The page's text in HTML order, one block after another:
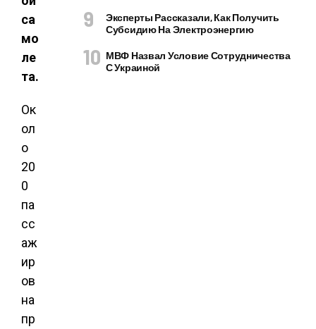
са
мо
ле
та.
Ок
ол
о
20
0
па
сс
аж
ир
ов
на
пр
Эксперты Рассказали, Как Получить
Субсидию На Электроэнергию
МВФ Назвал Условие Сотрудничества
С Украиной